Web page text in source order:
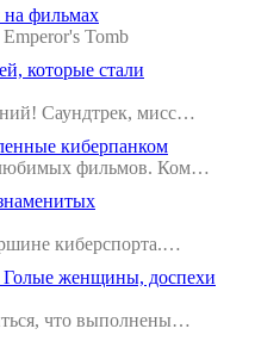
на фильмах
Emperor's Tomb
которые стали
Саундтрек, мисс…
киберпанком
фильмов. Ком…
киберспорта.…
женщины, доспехи
что выполнены…